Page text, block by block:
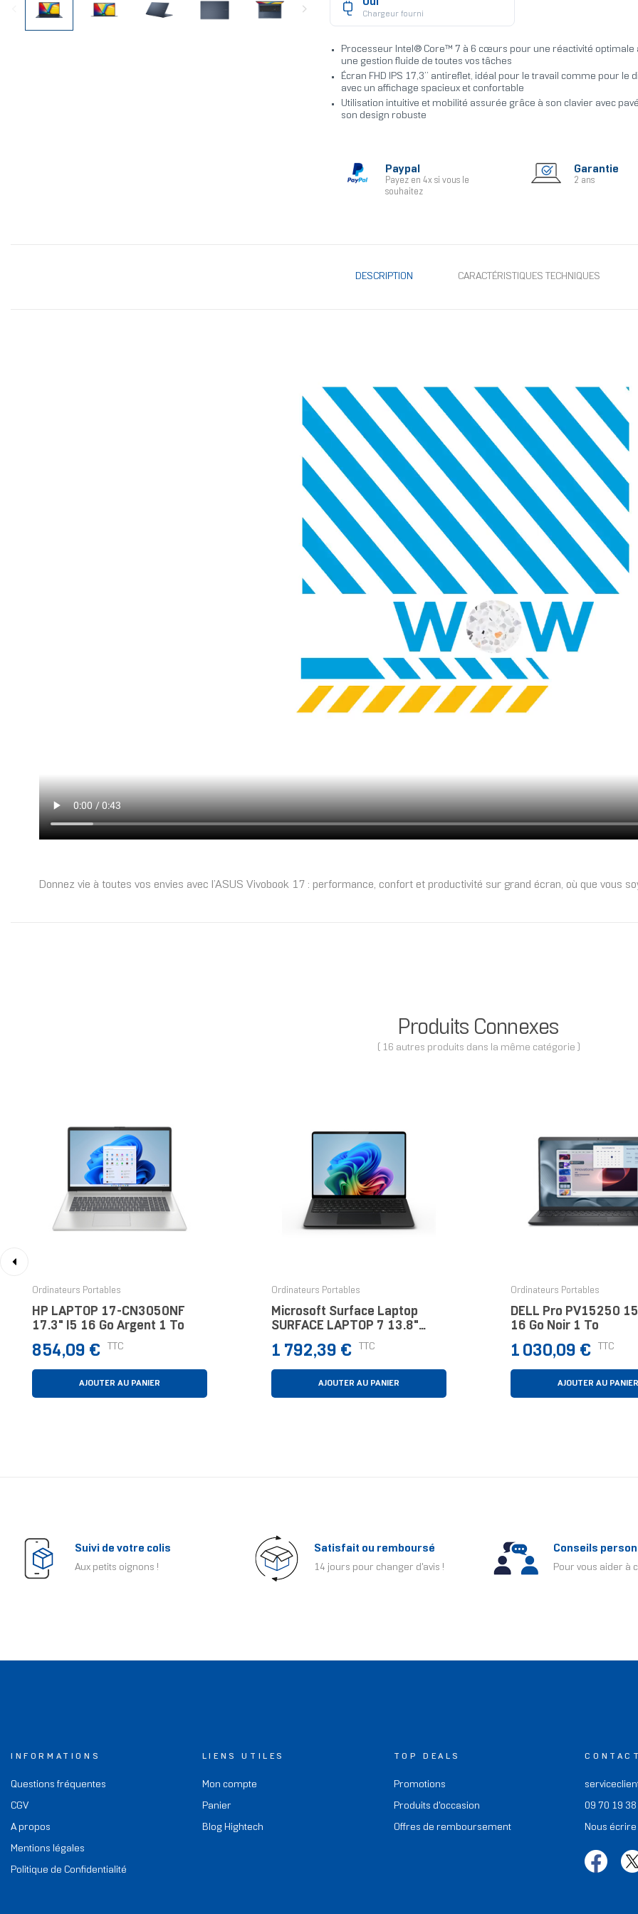
Oui
Chargeur fourni
Processeur Intel® Core™ 7 à 6 cœurs pour une réactivité optimale
une gestion fluide de toutes vos tâches
Écran FHD IPS 17,3’’ antireflet, idéal pour le travail comme pour le
avec un affichage spacieux et confortable
Utilisation intuitive et mobilité assurée grâce à son clavier avec
son design robuste
Paypal
Payez en 4x si vous le
souhaitez
Garantie
2 ans
DESCRIPTION CARACTÉRISTIQUES TECHNIQUES
Donnez vie à toutes vos envies avec l’ASUS Vivobook 17 : performance, confort et productivité sur grand écran, où que vous
Produits Connexes
( 16 autres produits dans la même catégorie )
Ordinateurs Portables
HP LAPTOP 17-CN3050NF
17.3" I5 16 Go Argent 1 To
Prix
854,09 € TTC
AJOUTER AU PANIER
Ordinateurs Portables
Microsoft Surface Laptop
SURFACE LAPTOP 7 13.8"
Intel Core Ultra 5 16 Go Noir
256 Go
Prix
1 792,39 € TTC
AJOUTER AU PANIER
Ordinateurs Portables
DELL Pro PV15250
16 Go Noir 1 To
Prix
1 030,09 € TTC
AJOUTER AU PANIER
Suivi de votre colis
Aux petits oignons !
Satisfait ou remboursé
14 jours pour changer d'avis !
Conseils
Pour vous aider à
INFORMATIONS
Questions fréquentes
CGV
A propos
Mentions légales
Politique de Confidentialité
LIENS UTILES
Mon compte
Panier
Blog Hightech
TOP DEALS
Promotions
Produits d'occasion
Offres de remboursement
CONTACT
09 70 19 38
Nous écrire